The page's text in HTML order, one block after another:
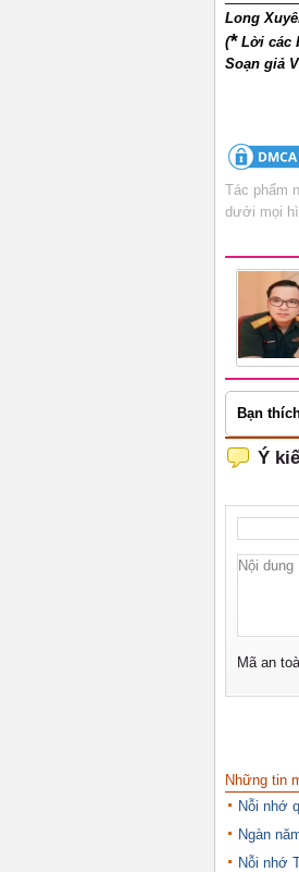
Long
(* Lời các
Soạn giả
Tác phẩm
dưới mọi
Bạn
Những tin
Nỗi nhớ
Ngàn
Nỗi nhớ